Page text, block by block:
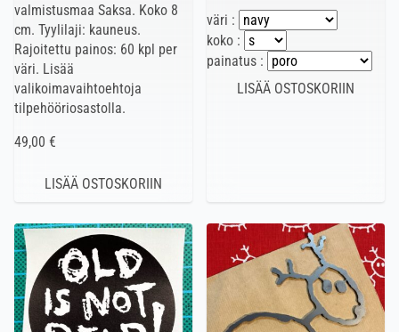
valmistusmaa Saksa. Koko 8
cm. Tyylilaji: kauneus.
Rajoitettu painos: 60 kpl per
väri. Lisää
valikoimavaihtoehtoja
tilpehööriosastolla.
49,00 €
väri :
koko :
painatus :